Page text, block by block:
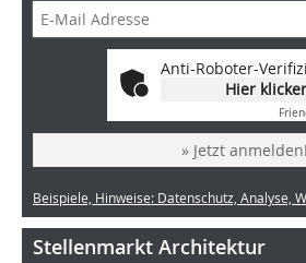
Anti-Roboter-
Hier
» Jetzt anmelden!
Beispiele, Hinweise: Datenschutz, Analyse,
Stellenmarkt Architektur